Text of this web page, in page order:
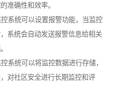
准确性和效率。
系统可以设置报警功能，当监控
系统会自动发送报警信息给相关
系统可以将监控数据进行存储，
对社区安全进行长期监控和评